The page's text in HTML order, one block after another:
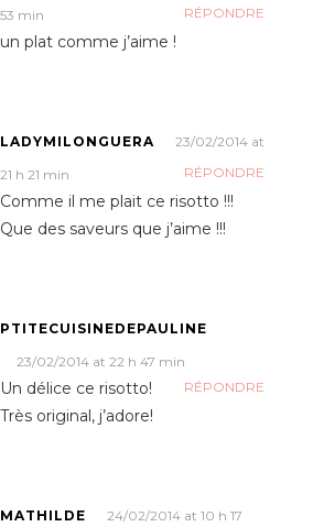
53 min RÉPONDRE
un plat comme j’aime !
LADYMILONGUERA
23/02/2014 at
21 h 21 min
RÉPONDRE
Comme il me plait ce risotto !!!
Que des saveurs que j’aime !!!
PTITECUISINEDEPAULINE
23/02/2014 at 22 h 47 min
RÉPONDRE
Un délice ce risotto!
Très original, j’adore!
MATHILDE
24/02/2014 at 10 h 17